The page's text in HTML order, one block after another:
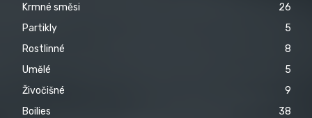
Krmné směsi
26
Partikly
5
Rostlinné
8
Umělé
5
Živočišné
9
Boilies
38